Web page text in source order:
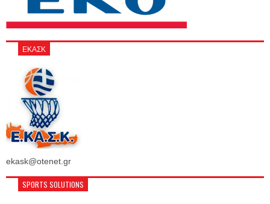
ΕΚΑΣΚ
ekask@otenet.gr
SPORTS SOLUTIONS